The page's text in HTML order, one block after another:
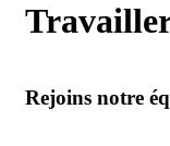
Rejoins notre